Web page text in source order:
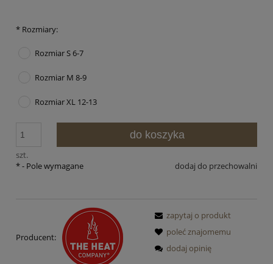
* Rozmiary:
Rozmiar S 6-7
Rozmiar M 8-9
Rozmiar XL 12-13
szt.
do koszyka
dodaj do przechowalni
*- Pole wymagane
Producent:
zapytaj o produkt
poleć znajomemu
dodaj opinię